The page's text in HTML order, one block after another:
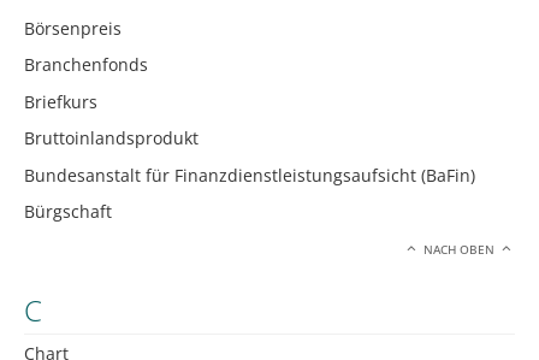
Börsenpreis
Branchenfonds
Briefkurs
Bruttoinlandsprodukt
Bundesanstalt für Finanzdienstleistungsaufsicht (BaFin)
Bürgschaft
NACH OBEN
C
Chart